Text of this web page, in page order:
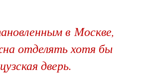
в Москве,
отделять хотя бы
дверь.